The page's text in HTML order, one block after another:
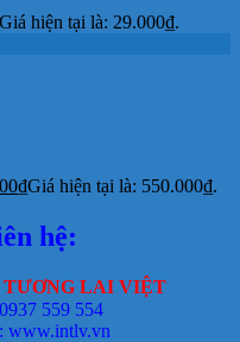
Giá hiện tại là: 29.000₫.
₫Giá hiện tại là: 550.000₫.
hệ:
LAI VIỆT
559 554
www.intlv.vn